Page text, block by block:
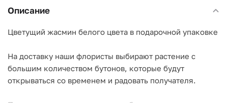
Описание
Цветущий жасмин белого цвета в подарочной упаковке
На доставку наши флористы выбирают растение с
большим количеством бутонов, которые будут
открываться со временем и радовать получателя.